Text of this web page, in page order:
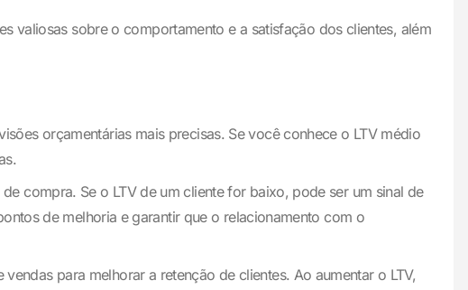
valiosas sobre o comportamento e a satisfação dos clientes, além
orçamentárias mais precisas. Se você conhece o LTV médio
compra. Se o LTV de um cliente for baixo, pode ser um sinal de
de melhoria e garantir que o relacionamento com o
para melhorar a retenção de clientes. Ao aumentar o LTV,